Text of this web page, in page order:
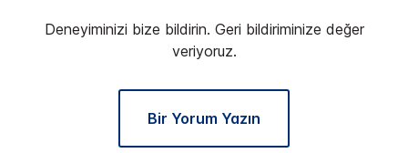
Deneyiminizi bize bildirin. Geri bildiriminize değer
veriyoruz.
Bir Yorum Yazın